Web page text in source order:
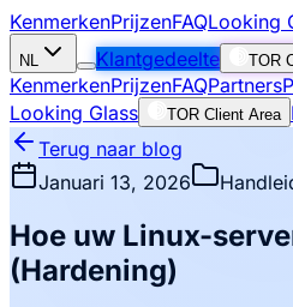
KenmerkenPrijzenFAQLooking
NL Klantgedeelte TOR
KenmerkenPrijzenFAQPartners
Looking Glass
TOR Client Area
Terug naar blog
Januari 13, 2026
Hoe uw Linux-
(Hardening)